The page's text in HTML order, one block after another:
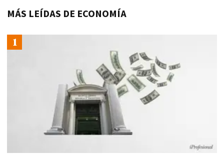
MÁS LEÍDAS DE ECONOMÍA